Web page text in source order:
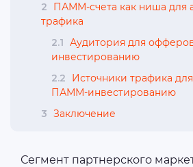
2
ПАММ-счета как ниша для
трафика
2.1 Аудитория для
инвестированию
2.2
Источники трафика
ПАММ-инвестированию
3 Заключение
Сегмент партнерского